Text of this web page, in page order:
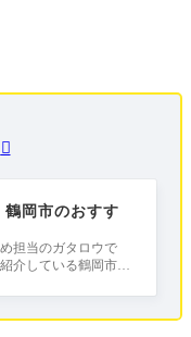
鶴岡市のおすす
担当のガタロウで
介している鶴岡市の